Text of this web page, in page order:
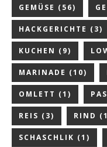
GEMÜSE (56)
HACKGERICHTE (3)
KUCHEN (9)
MARINADE (10)
OMLETT (1)
REIS (3) RIND
SCHASCHLIK (1)